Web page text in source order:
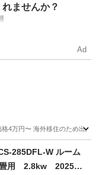
れませんか？
Ad
4万円〜 海外移住のため出
285DFL-W ルーム
用 2.8kw 2025年